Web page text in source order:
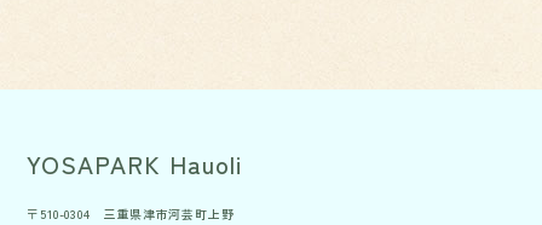
YOSAPARK Hauoli
〒510-0304 三重県津市河芸町上野